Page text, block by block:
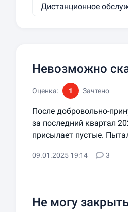
Дистанционное
Невозможно
Оценка: 1 Зачтено
После добровольно-
за последний квартал
присылает пустые.
09.01.2025 19:14 3
Не могу